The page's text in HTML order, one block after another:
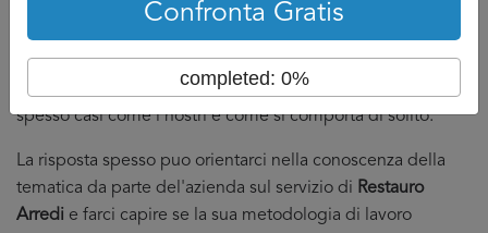
Se poi possiamo dare un piccolo consiglio: al momento
della discussione con l'impresa per il servizio diRestauro
, non dimentichiamo di chiedere se capitano
spesso casi come i nostri e come si comporta di solito.
La risposta spesso puo orientarci nella conoscenza della
tematica da parte del'azienda sul servizio di Restauro
Arredi e farci capire se la sua metodologia di lavoro
Confronta Gratis
completed: 0%